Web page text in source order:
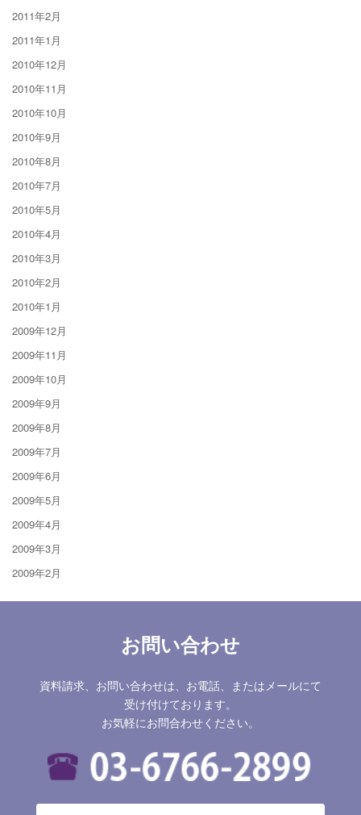
2011年2月
2011年1月
2010年12月
2010年11月
2010年10月
2010年9月
2010年8月
2010年7月
2010年5月
2010年4月
2010年3月
2010年2月
2010年1月
2009年12月
2009年11月
2009年10月
2009年9月
2009年8月
2009年7月
2009年6月
2009年5月
2009年4月
2009年3月
2009年2月
お問い合わせ
資料請求、お問い合わせは、お電話、またはメールにて
受け付けております。
お気軽にお問合わせください。